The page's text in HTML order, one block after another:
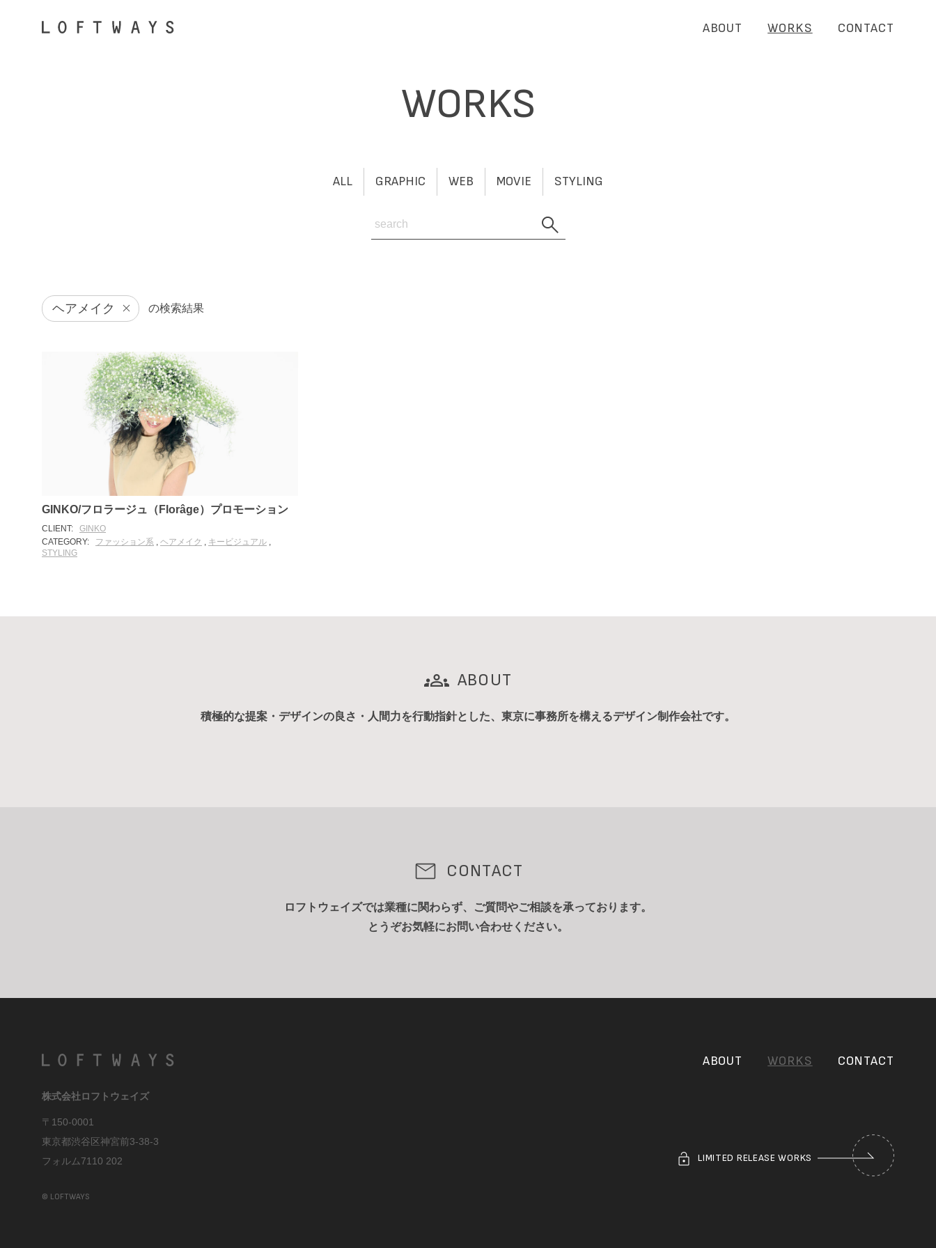
ABOUT WORKS CONTACT
WORKS
ALL GRAPHIC WEB MOVIE STYLING
ヘアメイク の検索結果
GINKO/フロラージュ（Florâge）プロモーション
CLIENT:
GINKO
CATEGORY:
ファッション系 , ヘアメイク , キービジュアル ,
STYLING
ABOUT
積極的な提案・デザインの良さ・人間力を行動指針とした、東京に事務所を構えるデザイン制作会社です。
CONTACT
ロフトウェイズでは業種に関わらず、ご質問やご相談を承っております。
とうぞお気軽にお問い合わせください。
株式会社ロフトウェイズ
〒150-0001
東京都渋⾕区神宮前3-38-3
フォルム7110 202
© LOFTWAYS
ABOUT WORKS CONTACT
LIMITED RELEASE WORKS